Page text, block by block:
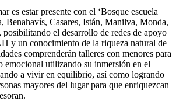
es estar presente con el ‘Bosque escuela
Benahavís, Casares, Istán, Manilva, Monda,
el desarrollo de redes de apoyo
y un conocimiento de la riqueza natural de
comprenderán talleres con menores para
emocional utilizando su inmersión en el
a vivir en equilibrio, así como logrando
mayores del lugar para que enriquezcan